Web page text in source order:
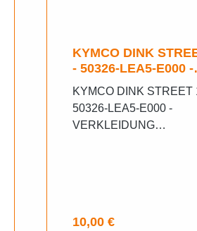
KYMCO DINK
- 50326-LEA5-E000 -
VERKLEIDUNG
BATTERIEDECKEL
KYMCO DINK STREET
50326-LEA5-E000 -
VERKLEIDUNG
Regulärer Preis:
10,00 €